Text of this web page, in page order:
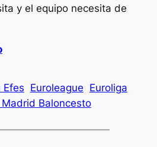
y el equipo necesita de
Efes Euroleague Euroliga
Madrid Baloncesto